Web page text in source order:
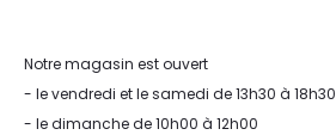
Notre magasin est ouvert
- le vendredi et le samedi de 13h30 à 18h30
- le dimanche de 10h00 à 12h00